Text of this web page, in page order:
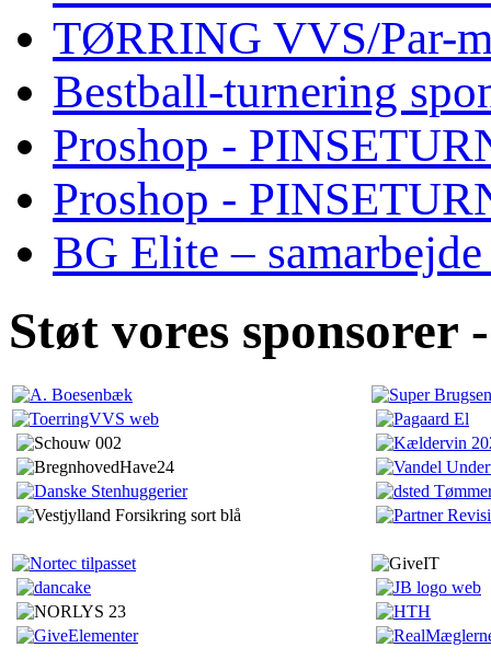
TØRRING VVS/Par-
Bestball-turnering
Proshop -
Proshop -
BG Elite –
Støt vores